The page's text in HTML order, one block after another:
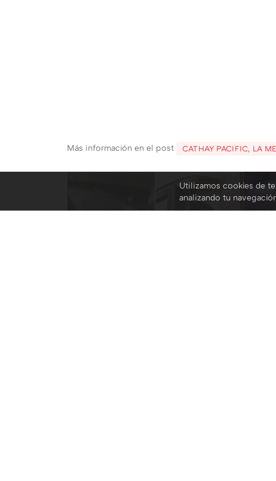
Más información en el post CATHAY PACIFIC, LA
Utilizamos cookies de
analizando tu